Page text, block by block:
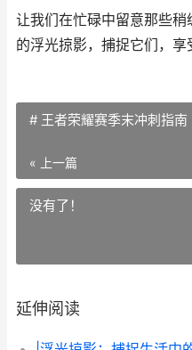
让我们在忙碌中留意那些
的浮光掠影，捕捉它们，享
# 王者荣耀赛季末冲刺指南
« 上一篇
没有了！
延伸阅读